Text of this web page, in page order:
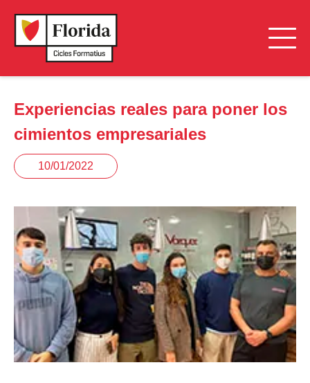
Experiencias reales para poner los
cimientos empresariales
10/01/2022